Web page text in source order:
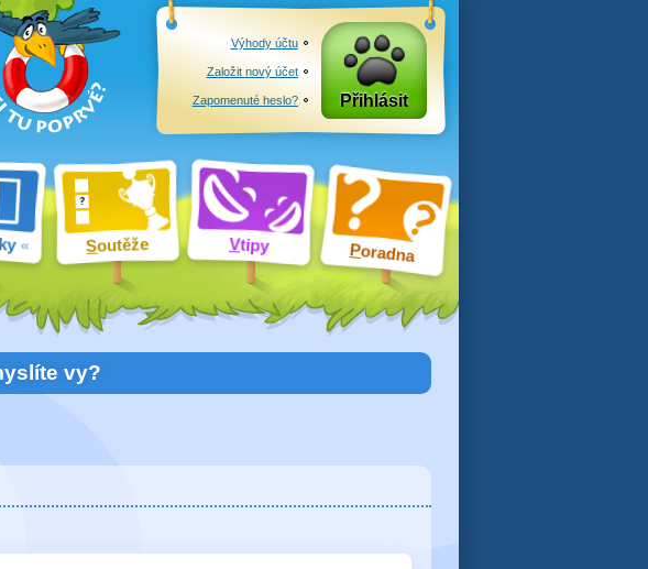
Soutěže Vtipy Poradna
Výhody účtu
Založit nový účet
Zapomenuté heslo? Přihlásit
vy?